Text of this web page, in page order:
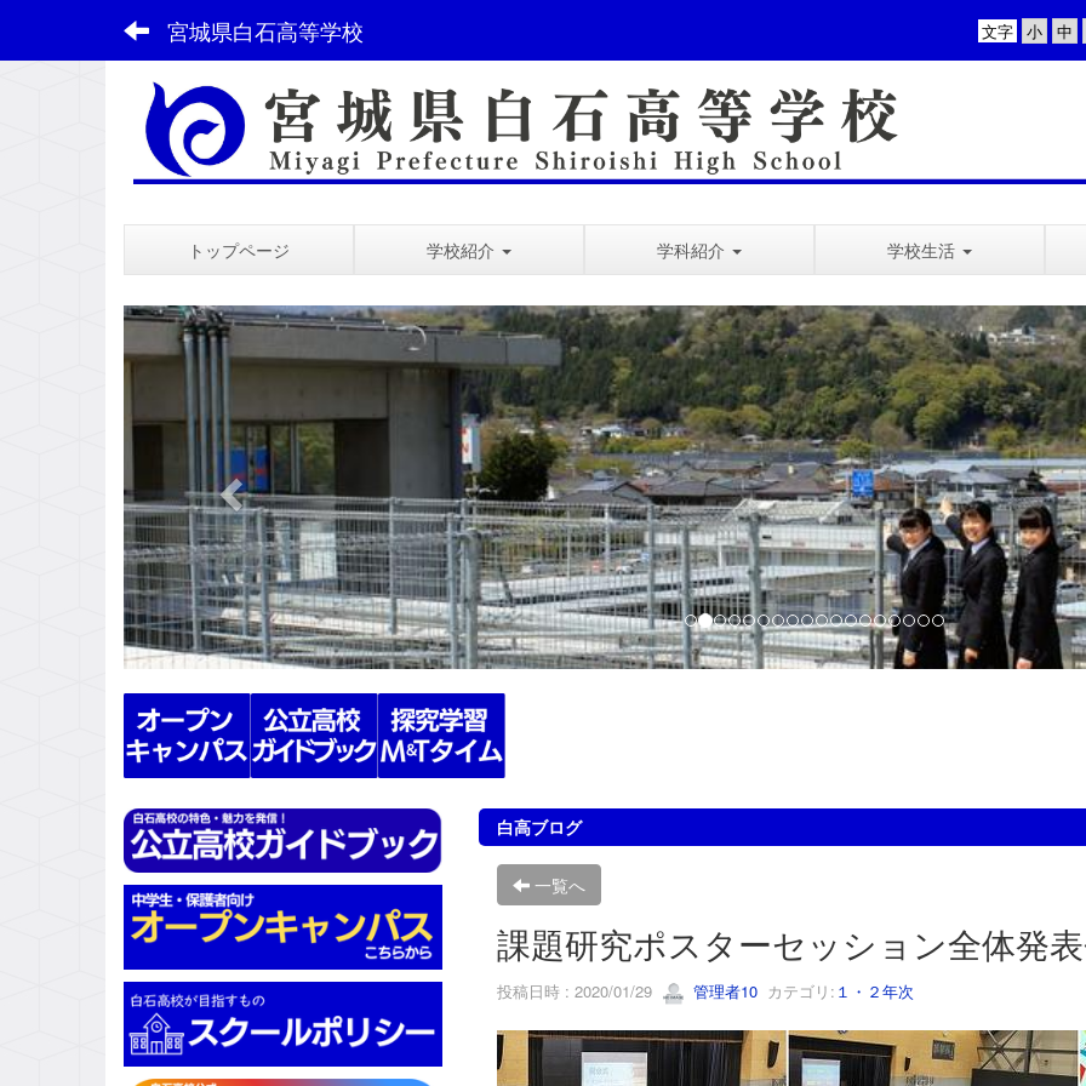
宮城県白石高等学校 文字
トップページ 学校紹介 学科紹介 学校生活
スペース
p
r
e
v
i
o
u
s
白高ブログ
一覧へ
課題研究ポスターセッション全体発
投稿日時 : 2020/01/29 管理者10カテゴリ: １・２年次